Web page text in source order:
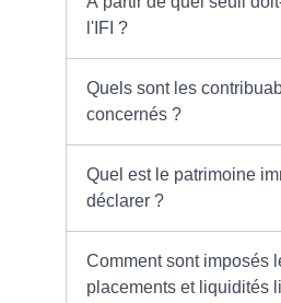
l'IFI ?
Quels sont les
concernés ?
Quel est le patrimoine
déclarer ?
Comment sont imposés
placements et liquidités